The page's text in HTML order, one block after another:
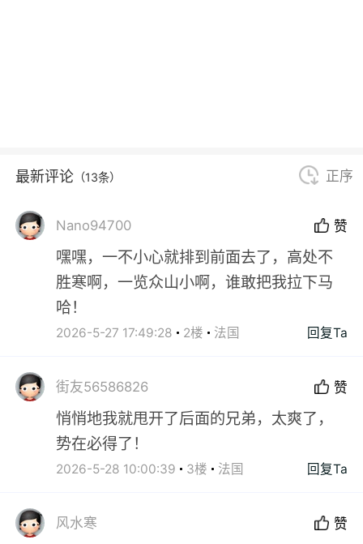
最新评论 （13条） 正序
Nano94700 赞
嘿嘿，一不小心就排到前面去了，高处不
胜寒啊，一览众山小啊，谁敢把我拉下马
哈！
2026-5-27 17:49:28 2楼 法国 回复Ta
街友56586826 赞
悄悄地我就甩开了后面的兄弟，太爽了，
势在必得了！
2026-5-28 10:00:39 3楼 法国 回复Ta
风水寒 赞